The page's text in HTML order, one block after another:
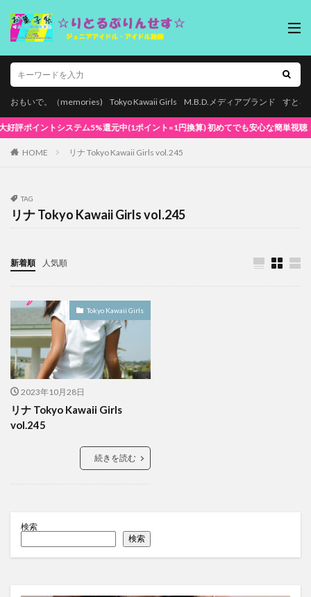
おもいで。（memories) Tokyo Kawaii Girls M.B.D.メディアブランド すとろ
ステム5%還元中(1ポイント=1円換算) 初めてでも安心な簡単視聴！
HOME リナ Tokyo Kawaii Girls vol.245
TAG
リナ Tokyo Kawaii Girls vol.245
新着順 人気順
Tokyo Kawaii Girls
2023年10月28日
リナ Tokyo Kawaii Girls
vol.245
続きを読む
検索
検索